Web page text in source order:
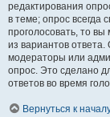
редактирования
в теме; опрос всегда
проголосовать, то
из вариантов ответа.
модераторы или
опрос. Это сделано
ответов во время
Вернуться к